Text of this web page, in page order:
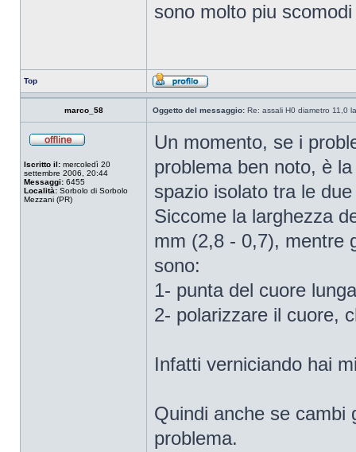
sono molto piu
Top
marco_58 Oggetto del messaggio: Re: assali H0 diametro 11,0
Iscritto il: mercoledì 20
settembre 2006, 20:44
Messaggi: 6455
Località: Sorbolo di Sorbolo
Mezzani (PR)
Un momento, se i
problema ben noto, è
spazio isolato tra le
Siccome la larghezza
mm (2,8 - 0,7), mentre
sono:
1- punta del cuore
2- polarizzare il cuore,
Infatti verniciando hai
Quindi anche se cambi
problema.